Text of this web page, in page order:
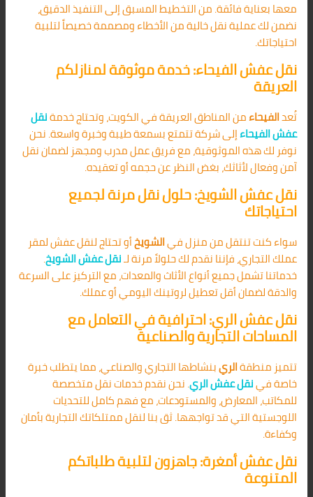
معها بعناية فائقة. من التخطيط المسبق إلى التنفيذ الدقيق،
نضمن لك عملية نقل خالية من الأخطاء ومصممة خصيصاً لتلبية
احتياجاتك.
نقل عفش الفيحاء: خدمة موثوقة لمنازلكم
العريقة
تُعدالفيحاءمن المناطق العريقة في الكويت، وتحتاج خدمةنقل
عفش الفيحاءإلى شركة تتمتع بسمعة طيبة وخبرة واسعة. نحن
نوفر لك هذه الموثوقية، مع فريق عمل مدرب ومجهز لضمان نقل
آمن وفعال لأثاثك، بغض النظر عن حجمه أو تعقيده.
نقل عفش الشويخ: حلول نقل مرنة لجميع
احتياجاتك
سواء كنت تنتقل من منزل فيالشويخأو تحتاج لنقل عفش لمقر
عملك التجاري، فإننا نقدم لك حلولاً مرنة لـنقل عفش الشويخ.
خدماتنا تشمل جميع أنواع الأثاث والمعدات، مع التركيز على السرعة
والدقة لضمان أقل تعطيل لروتينك اليومي أو عملك.
نقل عفش الري: احترافية في التعامل مع
المساحات التجارية والصناعية
تتميز منطقةالريبنشاطها التجاري والصناعي، مما يتطلب خبرة
خاصة فينقل عفش الري. نحن نقدم خدمات نقل متخصصة
للمكاتب، المعارض، والمستودعات، مع فهم كامل للتحديات
اللوجستية التي قد تواجهها. ثق بنا لنقل ممتلكاتك التجارية بأمان
وكفاءة.
نقل عفش أمغرة: جاهزون لتلبية طلباتكم
المتنوعة